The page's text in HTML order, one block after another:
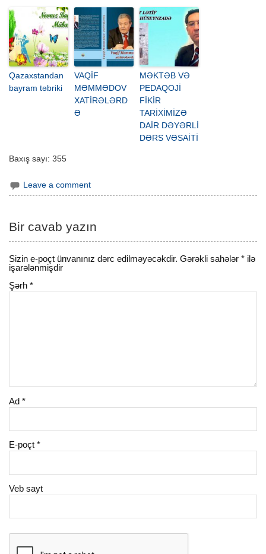
Qazaxstandan
bayram təbriki
VAQİF
MƏMMƏDOV
XATİRƏLƏRD
Ə
MƏKTƏB VƏ
PEDAQOJİ
FİKİR
TARİXİMİZƏ
DAİR DƏYƏRLİ
DƏRS VƏSAİTİ
Baxış sayı: 355
Leave a comment
Bir cavab yazın
Sizin e-poçt ünvanınız dərc edilməyəcəkdir. Gərəkli sahələr* ilə
işarələnmişdir
Şərh*
Ad*
E-poçt*
Veb sayt